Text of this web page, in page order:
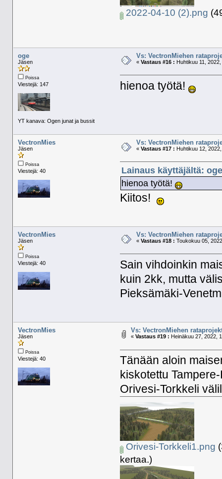
2022-04-10 (2).png
oge
Jäsen
Poissa
Viestejä: 147
YT kanava: Ogen junat ja bussit
Vs: VectronMiehen
« Vastaus #16 : Huhtikuu 11,
hienoa työtä!
VectronMies
Jäsen
Poissa
Viestejä: 40
Vs: VectronMiehen
« Vastaus #17 : Huhtikuu 12,
Lainaus käyttäjältä:
hienoa työtä!
Kiitos!
VectronMies
Jäsen
Poissa
Viestejä: 40
Vs: VectronMiehen
« Vastaus #18 : Toukokuu 05,
Sain vihdoinkin
kuin 2kk, mutta
Pieksämäki-
VectronMies
Jäsen
Poissa
Viestejä: 40
Vs: VectronMiehen
« Vastaus #19 : Heinäkuu 27, 2022,
Tänään aloin
kiskotettu
Orivesi-Torkkeli
Orivesi-Torkkeli1.png
kertaa.)